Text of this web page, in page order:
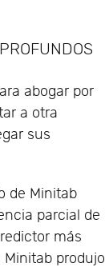
abogar por
a otra
sus
de Minitab
parcial de
más
produjo